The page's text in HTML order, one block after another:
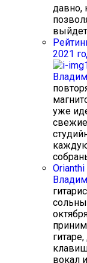
давно,
2021
уже
вокал